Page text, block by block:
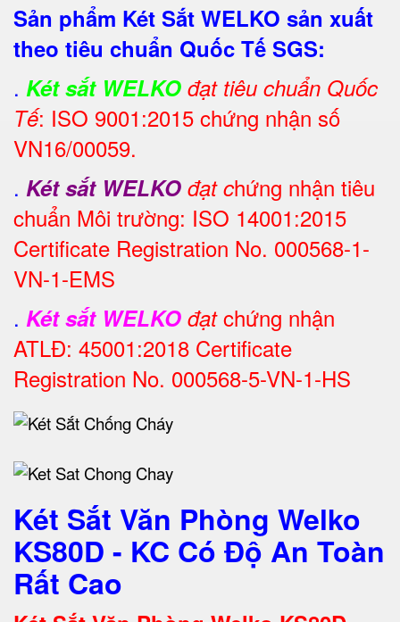
Sản phẩm Két Sắt WELKO sản xuất
theo tiêu chuẩn Quốc Tế SGS:
. Két sắt WELKO đạt tiêu chuẩn Quốc
Tế: ISO 9001:2015 chứng nhận số
VN16/00059.
. Két sắt WELKO đạt chứng nhận tiêu
chuẩn Môi trường: ISO 14001:2015
Certificate Registration No. 000568-1-
VN-1-EMS
. Két sắt WELKO đạtchứng nhận
ATLĐ: 45001:2018 Certificate
Registration No. 000568-5-VN-1-HS
Két Sắt Văn Phòng Welko
KS80D - KC Có Độ An Toàn
Rất Cao